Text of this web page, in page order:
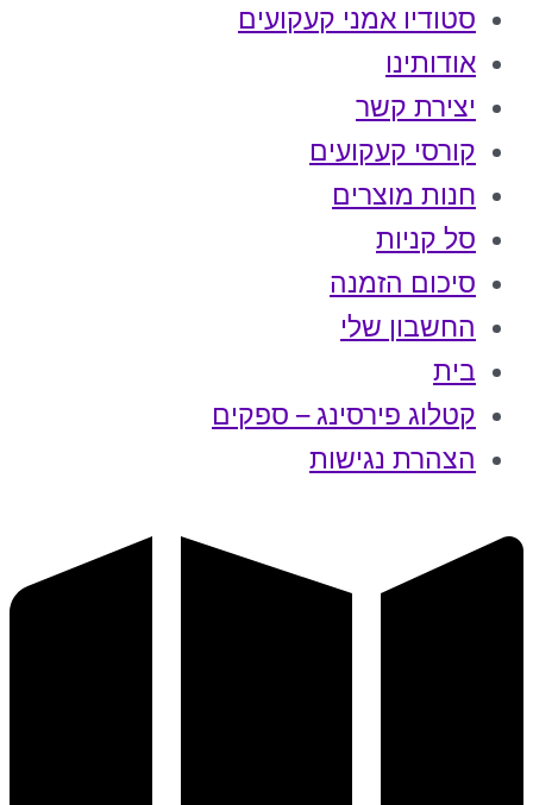
סטודיו אמני קעקועים
אודותינו
יצירת קשר
קורסי קעקועים
חנות מוצרים
סל קניות
סיכום הזמנה
החשבון שלי
בית
קטלוג פירסינג – ספקים
הצהרת נגישות